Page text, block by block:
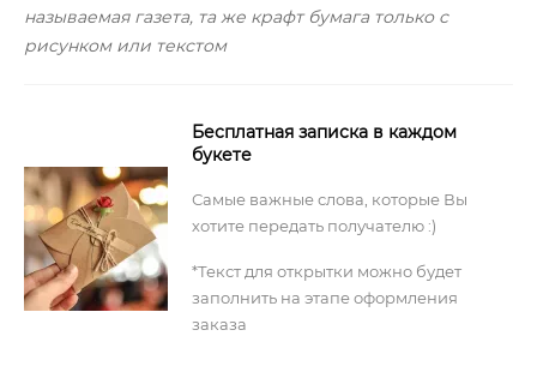
называемая газета, та же крафт бумага только с
рисунком или текстом
Бесплатная записка в каждом
букете
Самые важные слова, которые Вы
хотите передать получателю :)
*Текст для открытки можно будет
заполнить на этапе оформления
заказа